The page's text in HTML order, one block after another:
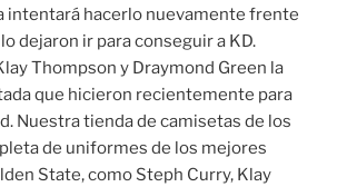
intentará hacerlo nuevamente frente
dejaron ir para conseguir a KD.
Thompson y Draymond Green la
que hicieron recientemente para
Nuestra tienda de camisetas de los
de uniformes de los mejores
State, como Steph Curry, Klay